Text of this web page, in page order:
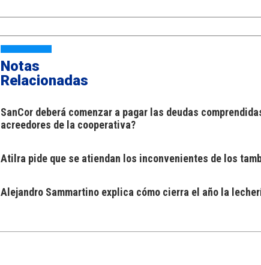
Notas
Relacionadas
SanCor deberá comenzar a pagar las deudas
acreedores de la cooperativa?
Atilra pide que se atiendan los inconvenientes de los
Alejandro Sammartino explica cómo cierra el año la